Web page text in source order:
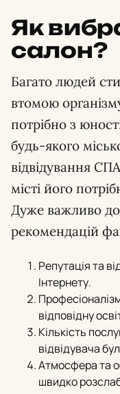
Як
салон?
Багато людей
втомою
потрібно з
будь-якого
відвідування
місті його
Дуже важливо
рекомендацій
Репутація та
Інтернету.
відповідну
Кількість
відвідувача
Атмосфера та
швидко